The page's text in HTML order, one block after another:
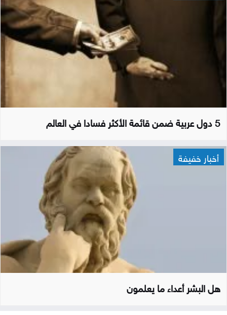
5 دول عربية ضمن قائمة الأكثر فسادا في العالم
أخبار خفيفة
هل البشر أعداء ما يعلمون